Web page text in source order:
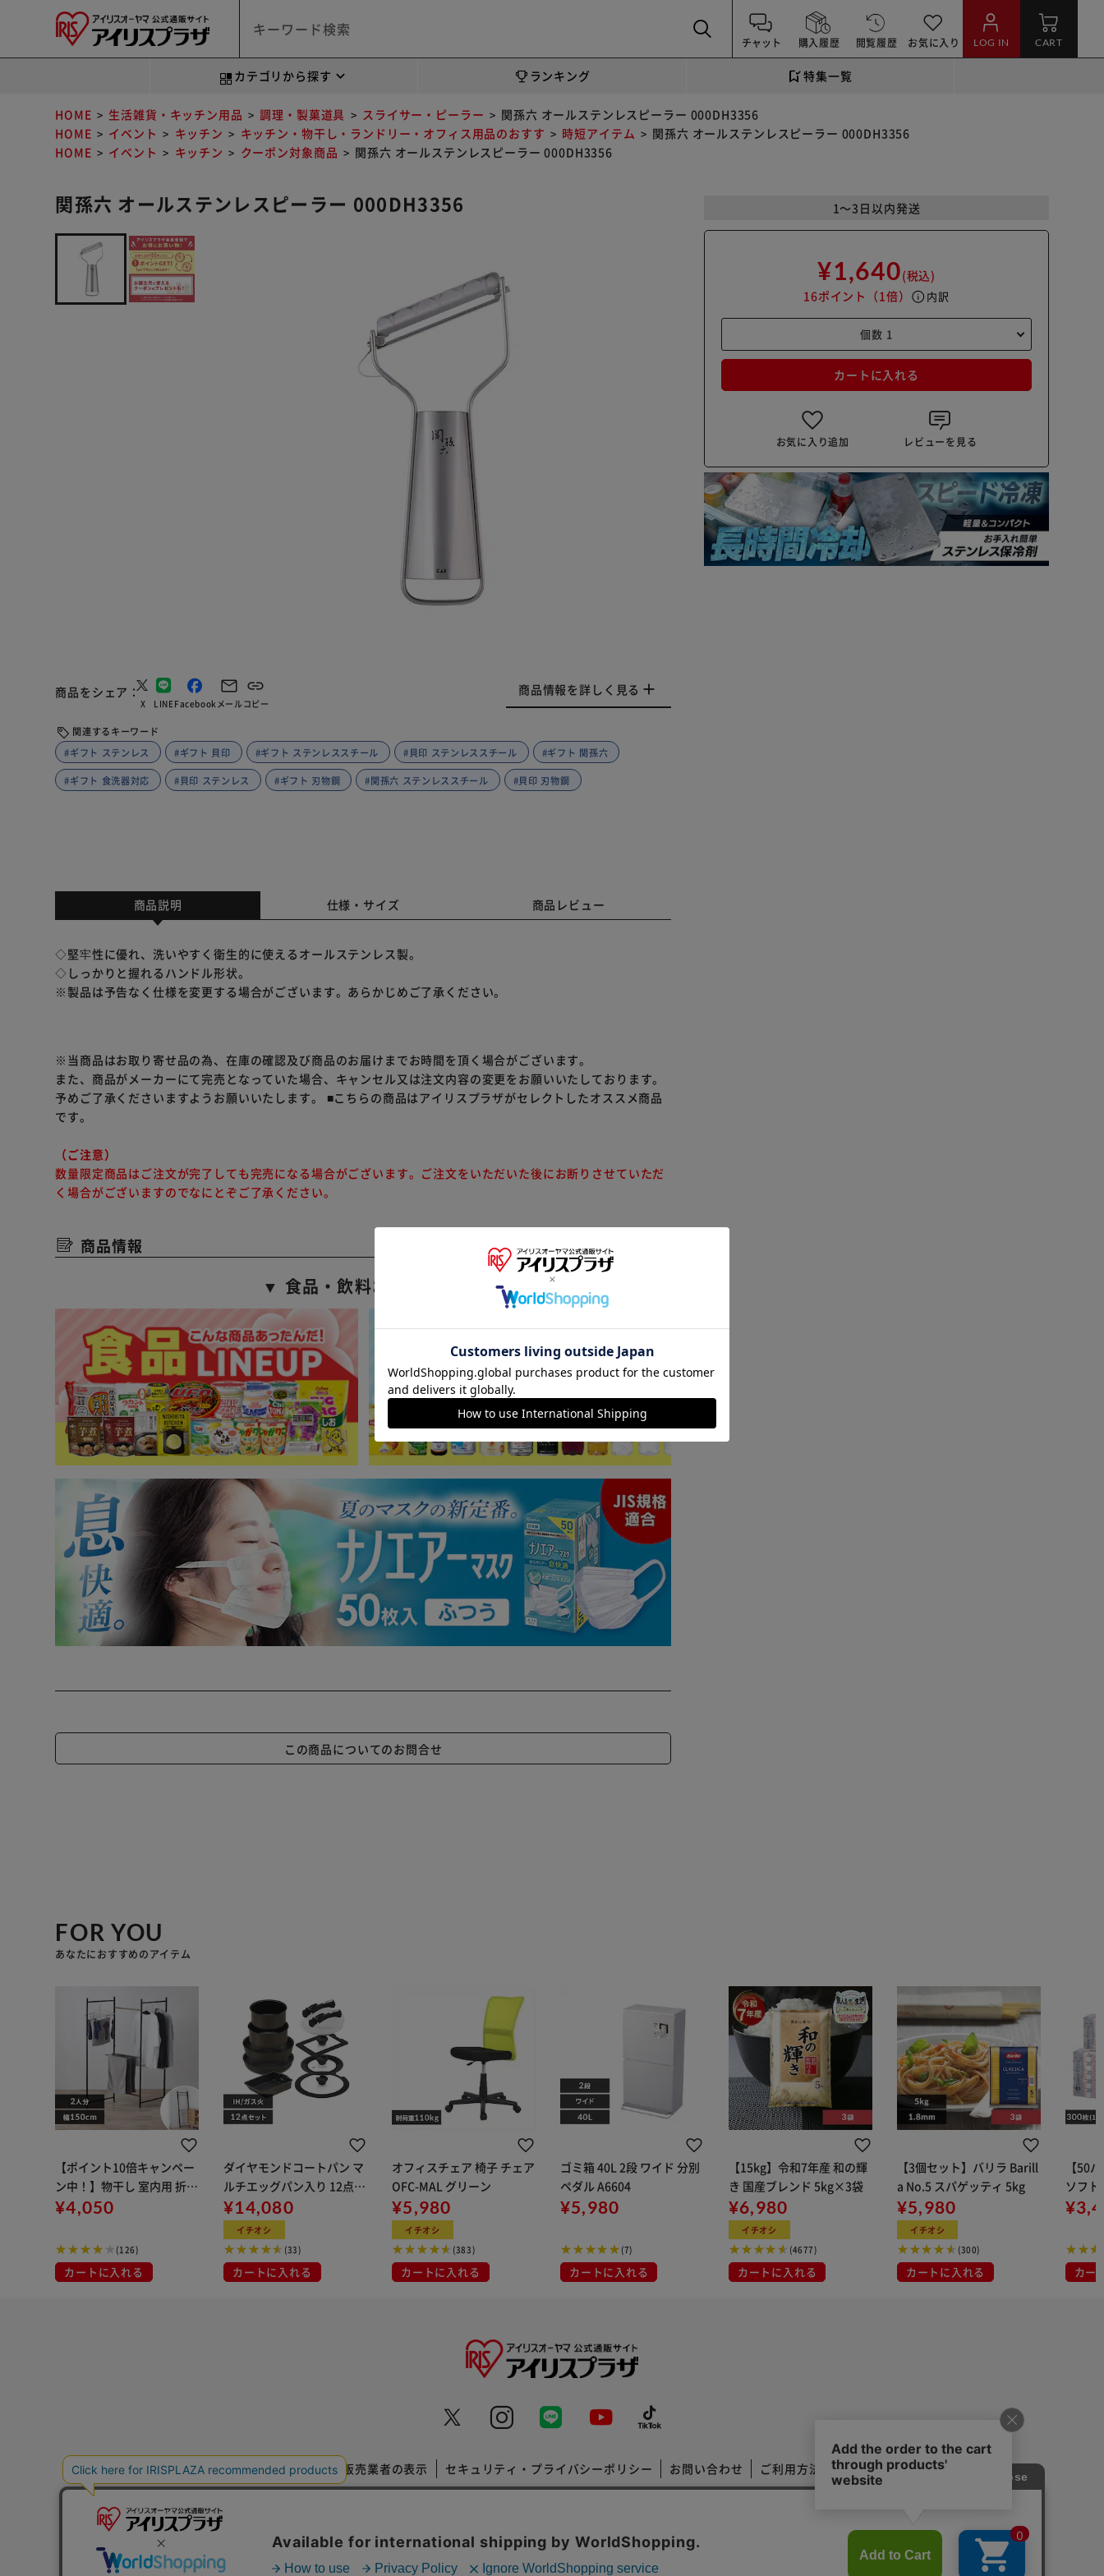
チャット 購入履歴 閲覧履歴 お気に入り LOG IN CART
カテゴリから探す ランキング 特集一覧
HOME 生活雑貨・キッチン用品 調理・製菓道具 スライサー・ピーラー
関孫六 オールステンレスピーラー 000DH3356
HOME
イベント キッチン キッチン・物干し・ランドリー・オフィス用品のおすす 時短アイテム
関孫六 オールステンレスピーラー 000DH3356
HOME
イベント キッチン クーポン対象商品 関孫六 オールステンレスピーラー 000DH3356
関孫六 オールステンレスピーラー 000DH3356
商品をシェア
X LINEFacebookメールコピー
商品情報を詳しく見る
関連するキーワード
#ギフト ステンレス
#ギフト 貝印 #ギフト ステンレススチール #貝印 ステンレススチール #ギフト 関孫六
#ギフト 食洗器対応 #貝印 ステンレス #ギフト 刃物鋼 #関孫六 ステンレススチール #貝印 刃物鋼
1～3日以内発送
¥1,640(税込)
16ポイント （1倍） info 内訳
カートに入れる
お気に入り追加 レビューを見る
商品説明 仕様・サイズ 商品レビュー
◇堅牢性に優れ、洗いやすく衛生的に使えるオールステンレス製。
◇しっかりと握れるハンドル形状。
※製品は予告なく仕様を変更する場合がございます。あらかじめご了承ください。
※当商品はお取り寄せ品の為、在庫の確認及び商品のお届けまでお時間を頂く場合がございます。
また、商品がメーカーにて完売となっていた場合、キャンセル又は注文内容の変更をお願いいたしております。
予めご了承くださいますようお願いいたします。 ■こちらの商品はアイリスプラザがセレクトしたオススメ商品
です。
（ご注意）
数量限定商品はご注文が完了しても完売になる場合がございます。ご注文をいただいた後にお断りさせていただ
く場合がございますのでなにとぞご了承ください。
商品情報
▼ 食品・飲料おすすめ ▼
この商品についてのお問合せ
FOR YOU
あなたにおすすめのアイテム
【ポイント10倍キャンペー
ン中！】物干し 室内用 折り
たたみ式 3連 OTM-150R ブ
メ
¥4,050
(126)
カートに入れる
ダイヤモンドコートパン マ
ルチエッグパン入り 12点セ
ット IHガス火対応 MEGI-12
S ブラウンメタリック
¥14,080
イチオシ
(33)
カートに入れる
オフィスチェア 椅子 チェア
OFC-MAL グリーン
¥5,980
イチオシ
(383)
カートに入れる
ゴミ箱 40L 2段 ワイド 分別
ペダル A6604
¥5,980
(7)
カートに入れる
【15kg】令和7年産 和の輝
き 国産ブレンド 5kg×3袋
¥6,980
イチオシ
(4677)
カートに入れる
【3個セット】バリラ Barill
a No.5 スパゲッティ 5kg
¥5,980
イチオシ
(300)
カートに入れる
【50
ソフ
組) 5
カー
特定商取引法に基づく通信販売業者の表示 セキュリティ・プライバシーポリシー お問い合わせ ご利用方法 ご利用規約
※ご確認ください